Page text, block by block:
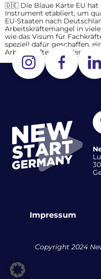
🇩🇪 Die Blaue Karte EU hat
Instrument etabliert, um
EU-Staaten nach
Arbeitskräftemangel in
wie das Visum für
speziell dafür geschaffen,
Arbeitskräften und der
Impressum
Copyright 2024